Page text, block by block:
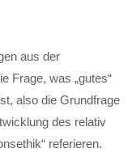
aus der
Frage, was „gutes“
also die Grundfrage
des relativ
referieren.